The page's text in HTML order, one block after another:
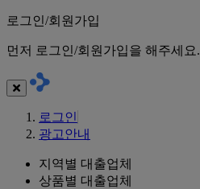
로그인/회원가입
먼저 로그인/회원가입을 해주세요.
로그인
광고안내
지역별 대출업체
상품별 대출업체